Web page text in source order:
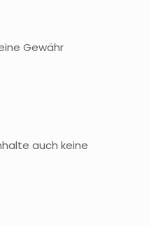
Gewähr
auch keine